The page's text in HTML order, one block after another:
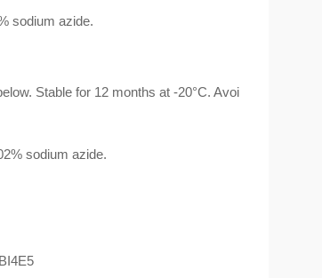
sodium azide.
Stable for 12 months at -20°C. Avoi
sodium azide.